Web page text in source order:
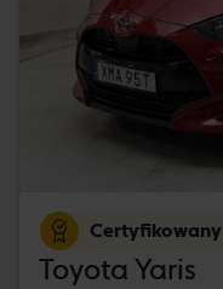
Certyfikowany
Toyota Yaris